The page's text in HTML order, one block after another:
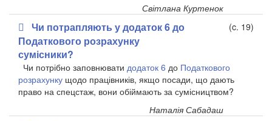
Світлана Куртенок
Чи потрапляють у додаток 6 до
Податкового розрахунку
сумісники?
(c. 19)
Чи потрібно заповнювати додаток 6 до Податкового
розрахунку щодо працівників, якщо посади, що дають
право на спецстаж, вони обіймають за сумісництвом?
Наталія Сабадаш